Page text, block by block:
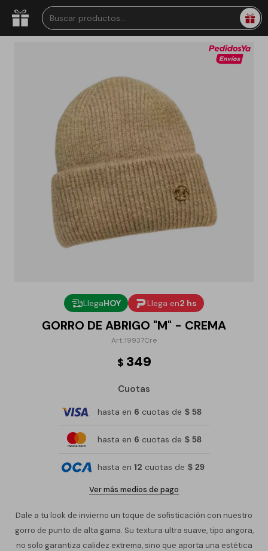
LlegaHOY Llega en2 hs
GORRO DE ABRIGO "M" - CREMA
19937Cre
$ 349
Cuotas
hasta en 6 cuotas de $ 58
hasta en 6 cuotas de $ 58
hasta en 12 cuotas de $ 29
Ver más medios de pago
Dale a tu look de invierno un toque de sofisticación con nuestro
gorro de punto de alta gama. Su textura ultra suave, tipo angora,
no solo garantiza calidez extrema, sino que aporta una estética